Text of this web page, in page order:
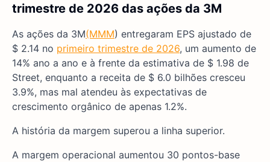
trimestre de 2026 das ações da 3M
As ações da 3M(MMM) entregaram EPS ajustado de
$ 2.14 no primeiro trimestre de 2026, um aumento de
14% ano a ano e à frente da estimativa de $ 1.98 de
Street, enquanto a receita de $ 6.0 bilhões cresceu
3.9%, mas mal atendeu às expectativas de
crescimento orgânico de apenas 1.2%.
A história da margem superou a linha superior.
A margem operacional aumentou 30 pontos-base